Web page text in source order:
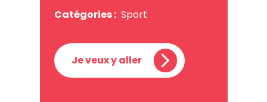
Catégories : Sport
Je veux y aller